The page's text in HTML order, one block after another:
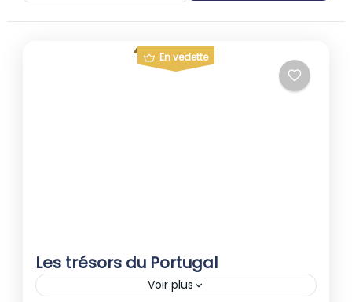
En vedette
Les trésors du Portugal
Voir plus